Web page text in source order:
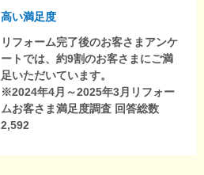
高い満足度
リフォーム完了後のお客さまアンケ
ートでは、約9割のお客さまにご満
足いただいています。
※2024年4月～2025年3月リフォー
ムお客さま満足度調査 回答総数
2,592